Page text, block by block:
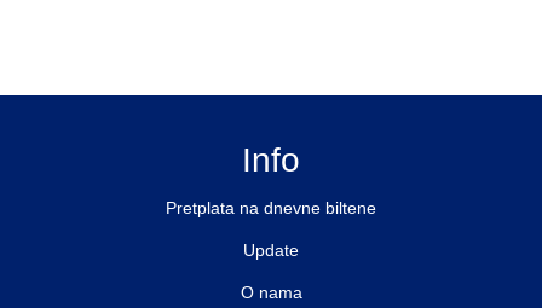
Info
Pretplata na dnevne biltene
Update
O nama